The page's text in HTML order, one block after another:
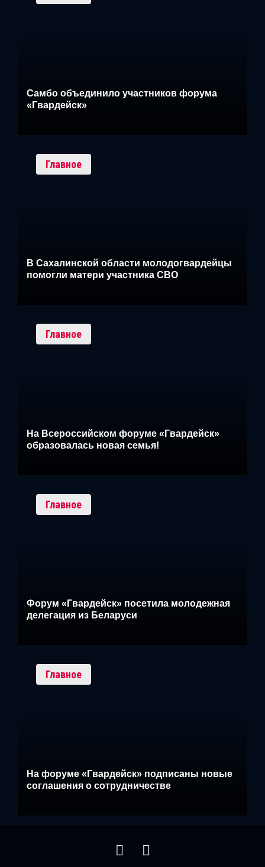
Самбо объединило участников форума
«Гвардейск»
Главное
В Сахалинской области молодогвардейцы
помогли матери участника СВО
Главное
На Всероссийском форуме «Гвардейск»
образовалась новая семья!
Главное
Форум «Гвардейск» посетила молодежная
делегация из Беларуси
Главное
На форуме «Гвардейск» подписаны новые
соглашения о сотрудничестве